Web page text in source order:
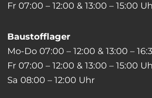
Fr 07:00 – 12:00 & 13:00 – 15:00
Baustofflager
Mo-Do 07:00 – 12:00 & 13:00 –
Fr 07:00 – 12:00 & 13:00 – 15:00
Sa 08:00 – 12:00 Uhr